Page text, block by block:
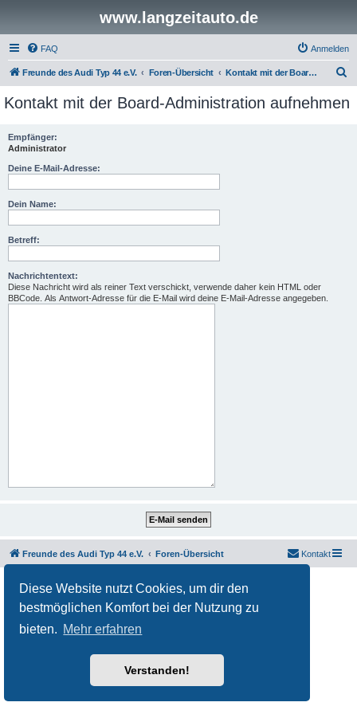
Diese Website nutzt Cookies, um dir den
bestmöglichen Komfort bei der Nutzung zu
bieten. Mehr erfahren
Verstanden!
www.langzeitauto.de
FAQ Anmelden
Freunde des Audi Typ 44 e.V. Foren-Übersicht Kontakt mit der Board-Administration aufnehmen
c
Kontakt mit der Board-Administration aufnehmen
Empfänger:
Administrator
Deine E-Mail-Adresse:
Dein Name:
Betreff:
Nachrichtentext:
Diese Nachricht wird als reiner Text verschickt, verwende daher kein HTML oder
BBCode. Als Antwort-Adresse für die E-Mail wird deine E-Mail-Adresse angegeben.
Freunde des Audi Typ 44 e.V. Foren-Übersicht Kontakt
Powered by phpBB
® Forum Software © phpBB Limited
Deutsche Übersetzung durch
Datenschutz|Nutzungsbedingungen